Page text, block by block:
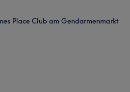
Place Club am Gendarmenmarkt